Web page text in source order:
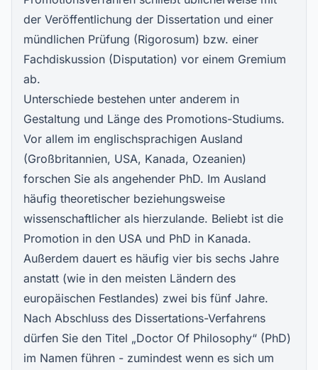
der Veröffentlichung der Dissertation und einer
mündlichen Prüfung (Rigorosum) bzw. einer
Fachdiskussion (Disputation) vor einem Gremium
ab.
Unterschiede bestehen unter anderem in
Gestaltung und Länge des Promotions-Studiums.
Vor allem im englischsprachigen Ausland
(Großbritannien, USA, Kanada, Ozeanien)
forschen Sie als angehender PhD. Im Ausland
häufig theoretischer beziehungsweise
wissenschaftlicher als hierzulande. Beliebt ist die
Promotion in den USA und PhD in Kanada.
Außerdem dauert es häufig vier bis sechs Jahre
anstatt (wie in den meisten Ländern des
europäischen Festlandes) zwei bis fünf Jahre.
Nach Abschluss des Dissertations-Verfahrens
dürfen Sie den Titel „Doctor Of Philosophy“ (PhD)
im Namen führen - zumindest wenn es sich um